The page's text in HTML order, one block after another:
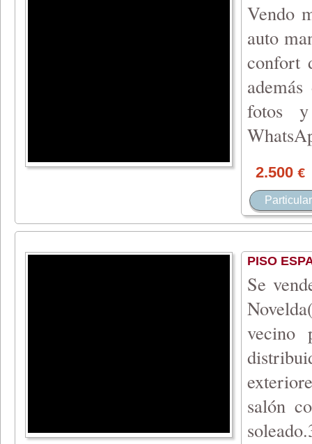
Vendo
auto
confort
fotos y
2.500 €
Particular
PISO
Se
vecino
salón